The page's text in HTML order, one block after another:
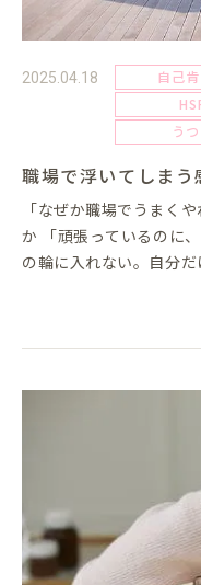
2025.04.18 自己
う
職場で浮いてしまう
「なぜか職場でうまく
か 「頑張っているのに、なぜか職場で浮いてしまう」 「雑談
の輪に入れない。自分だ
人と同じようにできな